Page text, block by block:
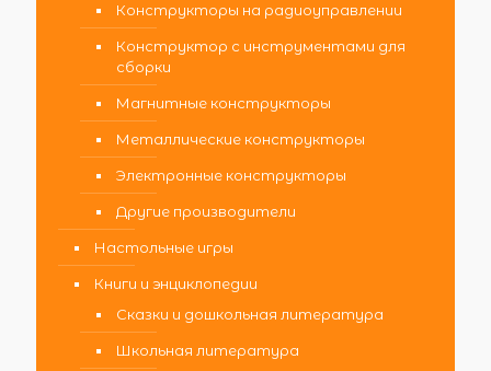
Конструкторы на радиоуправлении
Конструктор с инструментами для
сборки
Магнитные конструкторы
Металлические конструкторы
Электронные конструкторы
Другие производители
Настольные игры
Книги и энциклопедии
Сказки и дошкольная литература
Школьная литература